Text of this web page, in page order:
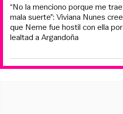
“No la menciono porque me trae
mala suerte”: Viviana Nunes cree
que Neme fue hostil con ella por
lealtad a Argandoña